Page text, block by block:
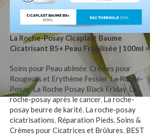
La Roche-Posay Cicaplast Baume
Cicatrisant B5+ Peau Fragilisée | 100ml =
Eau Thermale 100ml Offerte
Soins pour Peau abîmée Crèmes pour
Rougeurs et Erythème Fessier,La Roche-
Posay,La Roche Posay Black Friday, La
roche-posay après le cancer,La roche-
posay beurre de karité, La roche-posay
cicatrisations, Réparation Pieds,Soins &
Crèmes pour Cicatrices et Brûlures, BEST